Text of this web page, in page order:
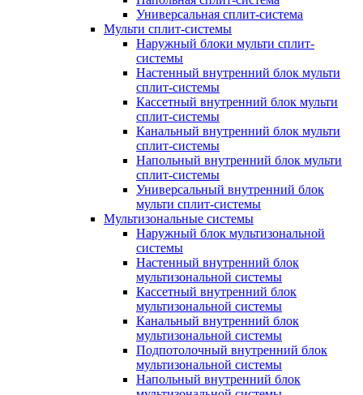
Универсальная сплит-система
Мульти сплит-системы
Наружный блоки мульти сплит-
системы
Настенный внутренний блок мульти
сплит-системы
Кассетный внутренний блок мульти
сплит-системы
Канальный внутренний блок мульти
сплит-системы
Напольный внутренний блок мульти
сплит-системы
Универсальный внутренний блок
мульти сплит-системы
Мультизональные системы
Наружный блок мультизональной
системы
Настенный внутренний блок
мультизональной системы
Кассетный внутренний блок
мультизональной системы
Канальный внутренний блок
мультизональной системы
Подпотолочный внутренний блок
мультизональной системы
Напольный внутренний блок